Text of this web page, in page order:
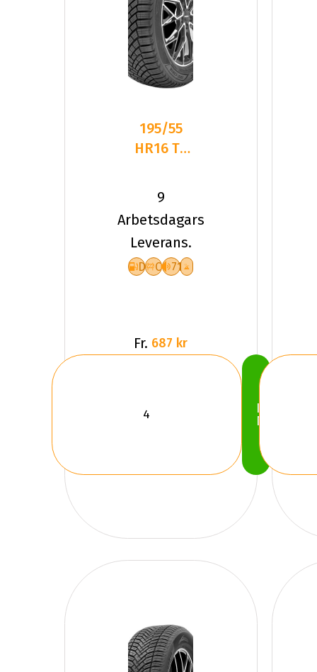
195/55
HR16 TL
4-
SEASONS
3
9
Arbetsdagars
Leverans.
D C 71
Fr. 687 kr
Köp
Nu